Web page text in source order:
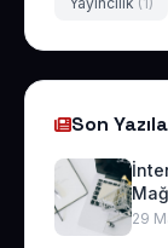
Son
29